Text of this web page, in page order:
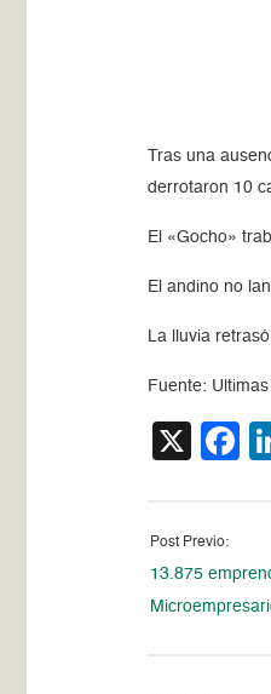
Tras una
derrotaron 10
El «Gocho»
El andino no
La lluvia
Fuente:
X
Post Previo:
13.875